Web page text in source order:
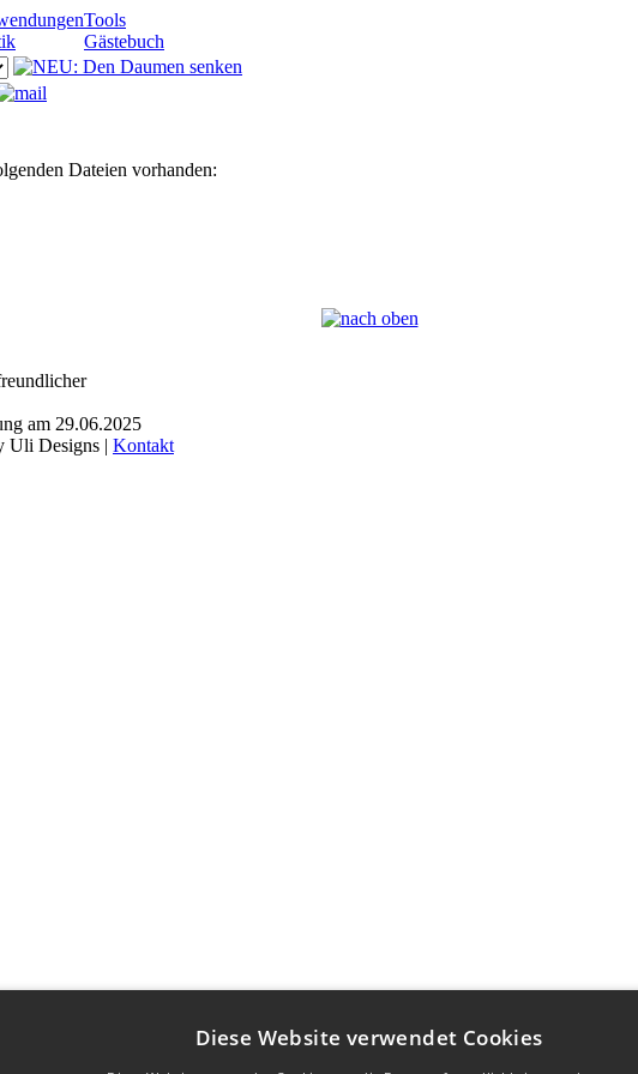
Tools
Gästebuch
Dateien vorhanden:
am 29.06.2025
Uli Designs | Kontakt
Diese Website verwendet Cookies